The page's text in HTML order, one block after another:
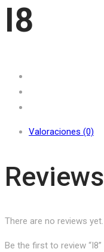
I8
Valoraciones (0)
Reviews
There are no reviews yet.
Be the first to review “I8”